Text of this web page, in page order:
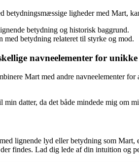
betydningsmæssige ligheder med Mart,
betydning og historisk baggrund.
med betydning relateret til styrke og mod.
navneelementer for
Mart med andre navneelementer
min datter, da det både mindede mig om
lignende lyd eller betydning som
findes. Lad dig lede af din intuition